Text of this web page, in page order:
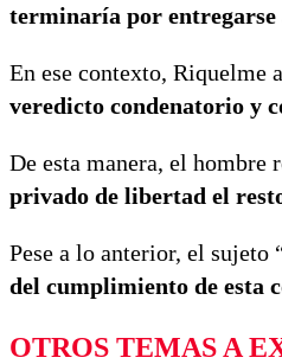
terminaría por entregarse
En ese contexto, Riquelme
veredicto condenatorio y
De esta manera, el hombre
privado de libertad el
Pese a lo anterior, el sujeto
del cumplimiento de esta
OTROS TEMAS A